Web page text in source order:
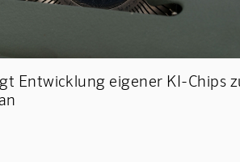
Entwicklung eigener KI-Chips